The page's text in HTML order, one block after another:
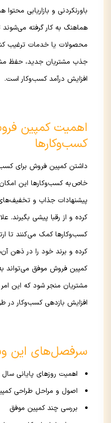
باورنکردنی و بازاریابی
هماهنگ به کار گرفته می‌شوند
محصولات یا خدمات ترغیب
جذب مشتریان جدید، حفظ
افزایش درآمد کسب‌وکار است.
اهمیت کمپین
کسب‌وکارها
داشتن کمپین فروش برای
خاص به کسب‌وکارها این امکان
پیشنهادات جذاب و
کرده و از رقبا پیشی بگیرند.
کسب‌وکارها کمک می‌کنند تا
کرده و برند خود را در ذهن
کمپین فروش موفق می‌تواند
مشتریان منجر شود که این
افزایش بازدهی کسب‌وکار در
سرفصل‌های این
اهمیت روزهای پایانی
اصول و مراحل طراحی
بررسی چند کمپین موفق